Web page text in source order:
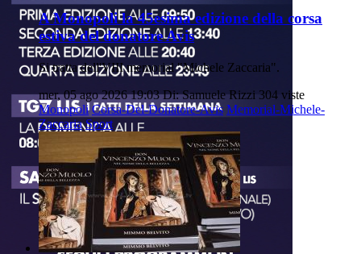
A Monopoli la 45esima edizione della corsa
estiva del donatore Avis
Si tratta dell'VIII memorial "Michele Zaccaria".
mer, 05 ago 2026 19:03 Di: Samuele Rizzi 304 viste
Monopoli Corsa-Del-Donatore-Avis Memorial-Michele-
Zaccaria Sport